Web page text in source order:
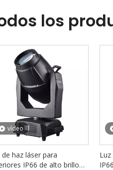
los
vídeo
de haz láser para
IP66 de alto brillo